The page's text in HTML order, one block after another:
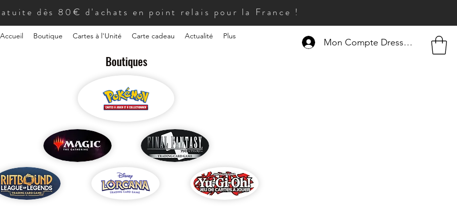
dès 80€ d'achats en point relais pour la France !
Accueil Boutique Cartes à l'Unité Carte cadeau Actualité Plus
Boutiques
Mon Compte Dresseur